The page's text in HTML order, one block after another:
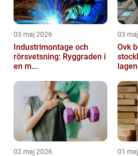
03 maj 2026
Industrimontage och
rörsvetsning: Ryggraden i
en m...
03
Ovk
stockholm
02 maj 2026 01